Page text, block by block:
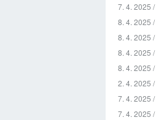
7. 4. 2025 /
8. 4. 2025 /
8. 4. 2025 /
8. 4. 2025 /
8. 4. 2025 /
2. 4. 2025 /
7. 4. 2025 /
7. 4. 2025 /